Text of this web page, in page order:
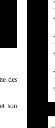
des
son